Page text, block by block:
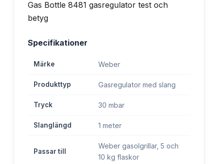
Specifikationer
Märke Weber
Produkttyp Gasregulator med slang
Tryck 30 mbar
Slanglängd 1 meter
Passar till
Weber gasolgrillar, 5 och
10 kg flaskor